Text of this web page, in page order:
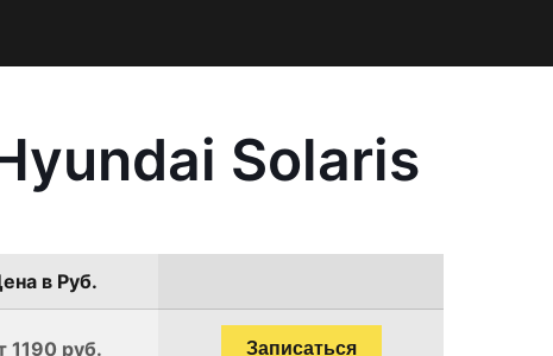
Solaris
в Руб.
1190 руб. Записаться